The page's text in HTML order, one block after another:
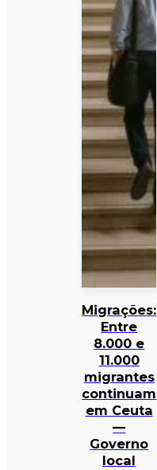
Migrações:
Entre
8.000 e
11.000
migrantes
continuam
em Ceuta
—
Governo
local